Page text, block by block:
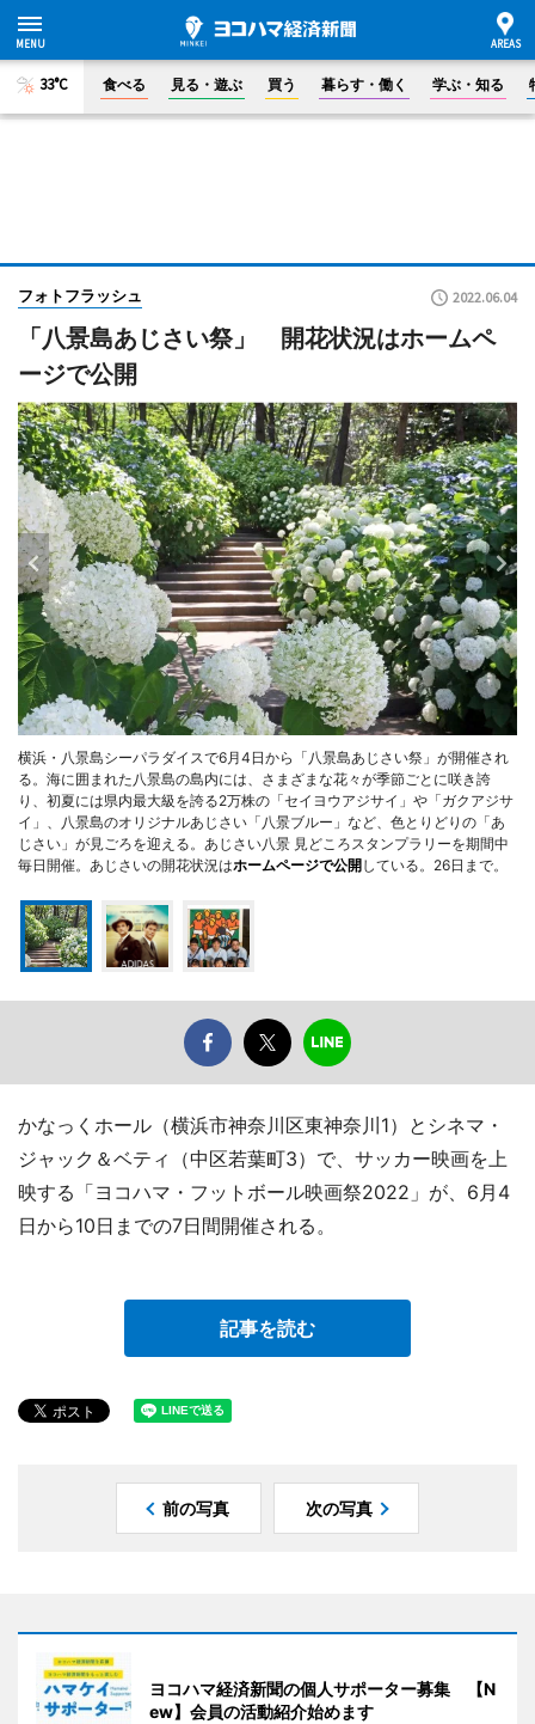
33°C 食べる 見る・遊ぶ 買う 暮らす・働く 学ぶ・知る
フォトフラッシュ 2022.06.04
「八景島あじさい祭」 開花状況はホームペ
ージで公開
横浜・八景島シーパラダイスで6月4日から「八景島あじさい祭」が開催され
る。海に囲まれた八景島の島内には、さまざまな花々が季節ごとに咲き誇
り、初夏には県内最大級を誇る2万株の「セイヨウアジサイ」や「ガクアジサ
イ」、八景島のオリジナルあじさい「八景ブルー」など、色とりどりの「あ
じさい」が見ごろを迎える。あじさい八景 見どころスタンプラリーを期間中
毎日開催。あじさいの開花状況はホームページで公開 している。26日まで。
かなっくホール（横浜市神奈川区東神奈川1）とシネマ・
ジャック＆ベティ（中区若葉町3）で、サッカー映画を上
映する「ヨコハマ・フットボール映画祭2022」が、6月4
日から10日までの7日間開催される。
記事を読む
前の写真 次の写真
ヨコハマ経済新聞の個人サポーター募集 【N
ew】会員の活動紹介始めます